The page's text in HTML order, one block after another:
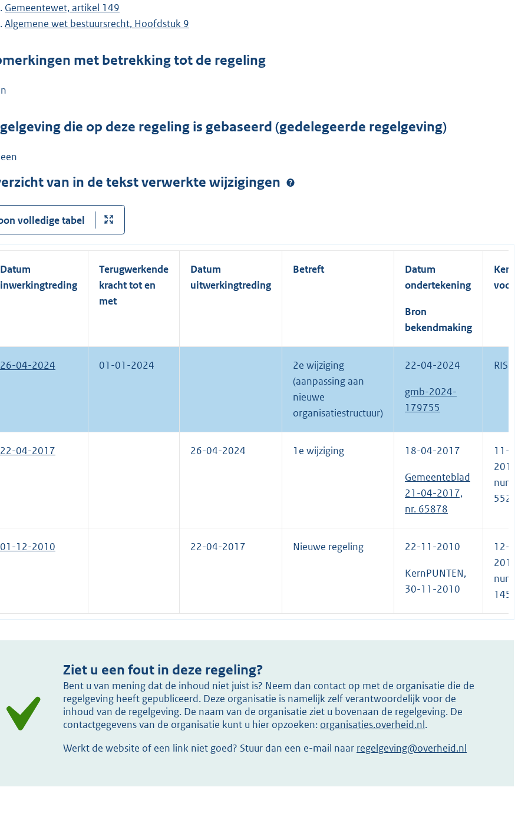
Gemeentewet, artikel 149
Algemene wet bestuursrecht, Hoofdstuk 9
met betrekking tot de regeling
die op deze regeling is gebaseerd (gedelegeerde regelgeving)
van in de tekst verwerkte wijzigingen
volledige tabel
Datum
inwerkingtreding
Terugwerkende
kracht tot en
met
Datum
uitwerkingtreding
Betreft
Datum
ondertekening
Bron
bekendmaking
26-04-2024 01-01-2024
2e wijziging
(aanpassing aan
nieuwe
organisatiestructuur)
22-04-2024
gmb-2024-
179755
RIS
22-04-2017 26-04-2024 1e wijziging 18-04-2017
Gemeenteblad
21-04-2017,
nr. 65878
11-04-
2017,
552
01-12-2010 22-04-2017 Nieuwe regeling 22-11-2010
KernPUNTEN,
30-11-2010
12-10-
2010,
145
Ziet u een fout in deze regeling?
Bent u van mening dat de inhoud niet juist is? Neem dan contact op met de organisatie die de
regelgeving heeft gepubliceerd. Deze organisatie is namelijk zelf verantwoordelijk voor de
inhoud van de regelgeving. De naam van de organisatie ziet u bovenaan de regelgeving. De
contactgegevens van de organisatie kunt u hier opzoeken: organisaties.overheid.nl.
Werkt de website of een link niet goed? Stuur dan een e-mail naar regelgeving@overheid.nl